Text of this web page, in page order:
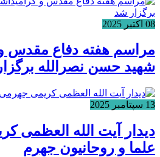
08 اکتبر 2025
مراسم هفته دفاع مقدس
شهید حسن نصرالله
13 سپتامبر 2025
دیدار آیت الله العظمی
علما و روحانیون جهرم